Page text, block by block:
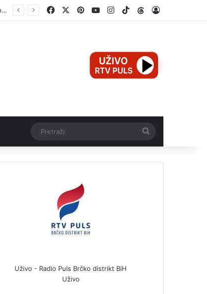
FacebookPinterestYouTubeInstagram
TikTokThreads
Uživo - Radio Puls Brčko distrikt BiH
Uživo